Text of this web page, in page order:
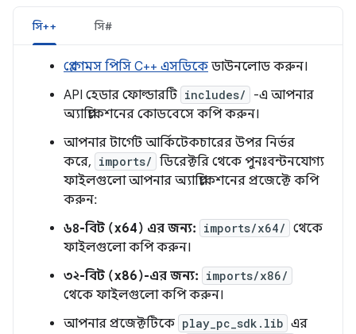
সি++ সি#
প্লে গেমস পিসি C++ এসডিকে ডাউনলোড করুন।
API হেডার ফোল্ডারটি includes/
-এ আপনার
অ্যাপ্লিকেশনের কোডবেসে কপি করুন।
আপনার টার্গেট আর্কিটেকচারের উপর নির্ভর
করে, imports/ ডিরেক্টরি থেকে পুনঃবন্টনযোগ্য
ফাইলগুলো আপনার অ্যাপ্লিকেশনের প্রজেক্টে কপি
করুন:
৬৪-বিট (x64) এর জন্য: imports/x64/ থেকে
ফাইলগুলো কপি করুন।
৩২-বিট (x86)-এর জন্য: imports/x86/
থেকে ফাইলগুলো কপি করুন।
আপনার প্রজেক্টটিকে play_pc_sdk.lib এর